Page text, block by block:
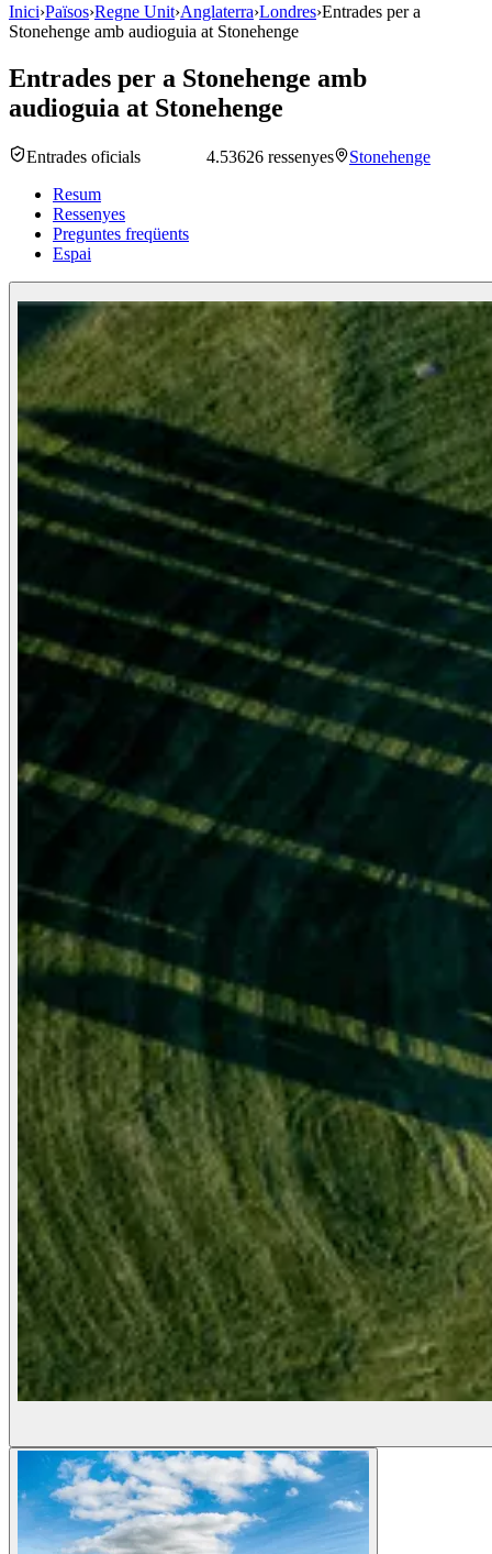
Inici›Països›Regne Unit›Anglaterra›Londres›Entrades per a
Stonehenge amb audioguia at Stonehenge
Entrades per a Stonehenge amb
audioguia at Stonehenge
Entrades oficials 4.53626 ressenyes
Stonehenge
Resum
Ressenyes
Preguntes freqüents
Espai